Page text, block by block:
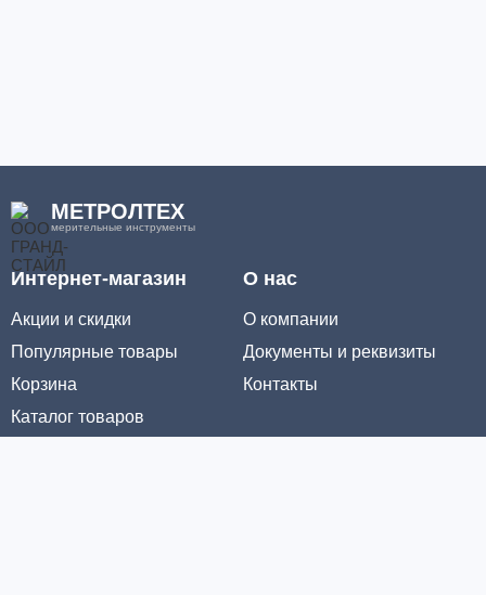
МЕТРОЛТЕХ
мерительные инструменты
Интернет-магазин
Акции и скидки
Популярные товары
Корзина
Каталог товаров
О нас
О компании
Документы и реквизиты
Контакты